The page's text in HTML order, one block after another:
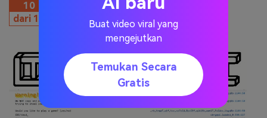
10
dari 15
Text Adventure
Buat video viral yang
mengejutkan
Temukan Secara
Gratis